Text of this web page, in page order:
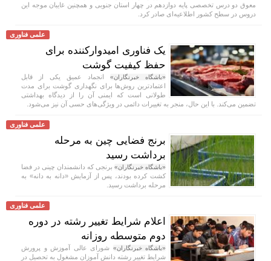
معوق دو درس تخصصی پایه دوازدهم در چهار استان جنوبی و همچنین غایبان موجه این
دروس در سطح کشور اطلاعیه‌ای صادر کرد.
علمی فناوری
یک فناوری امیدوارکننده برای
حفظ کیفیت گوشت
«باشگاه خبرنگاران» انجماد عمیق یکی از قابل
اعتمادترین روش‌ها برای نگهداری گوشت برای مدت
طولانی است که ایمنی آن را از دیدگاه بهداشتی
تضمین می‌کند. با این حال، منجر به تغییرات دائمی در ویژگی‌های حسی آن نیز می‌شود.
علمی فناوری
برنج فضایی چین به مرحله
برداشت رسید
«باشگاه خبرنگاران» برنجی که دانشمندان چینی در فضا
کشت کرده بودند، پس از آزمایش «دانه به دانه» به
مرحله برداشت رسید.
علمی فناوری
اعلام شرایط تغییر رشته در دوره
دوم متوسطه روزانه
«باشگاه خبرنگاران» شورای عالی آموزش و پرورش
شرایط تغییر رشته دانش آموزان مشغول به تحصیل در